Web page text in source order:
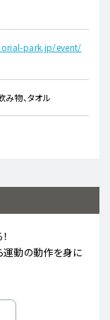
park.jp/event/
み物、タオル
運動の動作を身に